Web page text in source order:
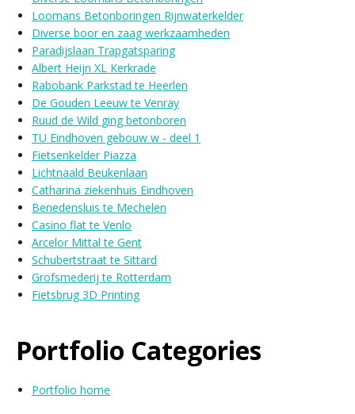
Loomans Betonboringen Rijnwaterkelder
Diverse boor en zaag werkzaamheden
Paradijslaan Trapgatsparing
Albert Heijn XL Kerkrade
Rabobank Parkstad te Heerlen
De Gouden Leeuw te Venray
Ruud de Wild ging betonboren
TU Eindhoven gebouw w - deel 1
Fietsenkelder Piazza
Lichtnaald Beukenlaan
Catharina ziekenhuis Eindhoven
Benedensluis te Mechelen
Casino flat te Venlo
Arcelor Mittal te Gent
Schubertstraat te Sittard
Grofsmederij te Rotterdam
Fietsbrug 3D Printing
Portfolio Categories
Portfolio home